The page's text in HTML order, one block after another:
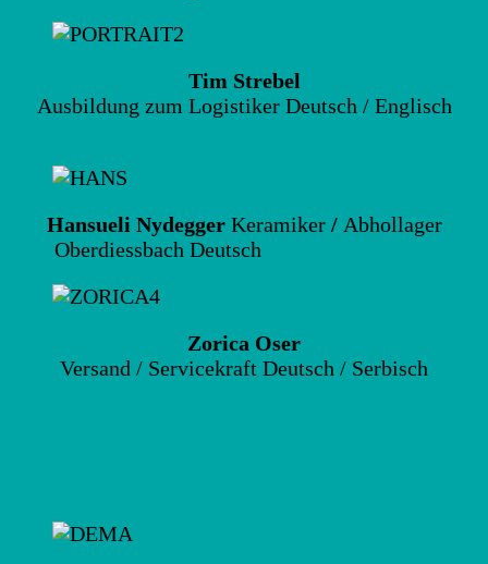
Tim Strebel
Ausbildung zum Logistiker Deutsch / Englisch
Hansueli Nydegger Keramiker/ Abhollager
Oberdiessbach Deutsch
Zorica Oser
Versand / Servicekraft Deutsch / Serbisch